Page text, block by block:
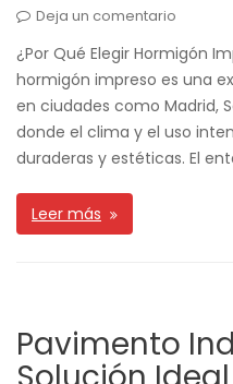
Deja un comentario
¿Por Qué Elegir Hormigón
hormigón impreso es una
en ciudades como Madrid,
donde el clima y el uso
duraderas y estéticas. El
Leer más
Pavimento